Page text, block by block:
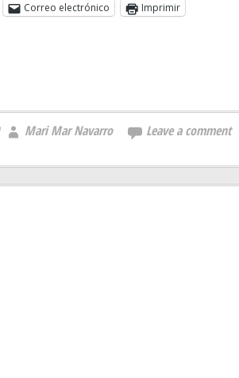
Correo electrónico Imprimir
Mari Mar Navarro Leave a comment